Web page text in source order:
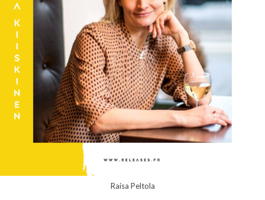
Raisa Peltola